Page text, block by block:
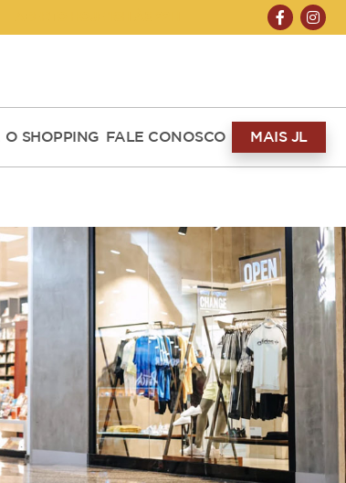
O SHOPPING FALE CONOSCO MAIS JL